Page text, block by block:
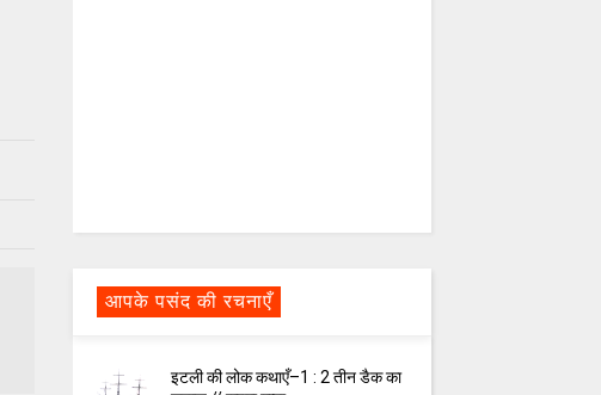
आपके पसंद की रचनाएँ
इटली की लोक कथाएँ–1 : 2 तीन डैक का